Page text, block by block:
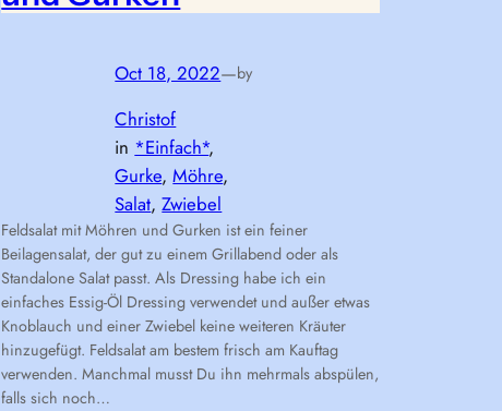
Oct 18, 2022—by
Christof
in *Einfach*
Gurke, Möhre
Salat, Zwiebel
Feldsalat mit Möhren und Gurken ist ein feiner
Beilagensalat, der gut zu einem Grillabend oder als
Standalone Salat passt. Als Dressing habe ich ein
einfaches Essig-Öl Dressing verwendet und außer etwas
Knoblauch und einer Zwiebel keine weiteren Kräuter
hinzugefügt. Feldsalat am bestem frisch am Kauftag
verwenden. Manchmal musst Du ihn mehrmals abspülen,
falls sich noch…